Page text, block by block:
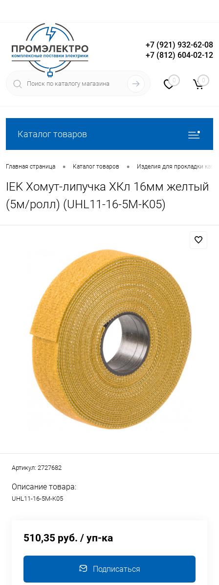
Вход Регистрация
+7 (921) 932-62-08
+7 (812) 604-02-12
0 0
Каталог товаров
Главная страница • Каталог товаров • Изделия для прокладки
IEK Хомут-липучка ХКл 16мм желтый
(5м/ролл) (UHL11-16-5M-K05)
Артикул: 2727682
Описание товара:
UHL11-16-5M-K05
510,35 руб. / уп-ка
Подписаться